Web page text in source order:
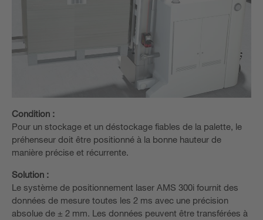
Condition :
Pour un stockage et un déstockage fiables de la palette, le
préhenseur doit être positionné à la bonne hauteur de
manière précise et récurrente.
Solution :
Le système de positionnement laser AMS 300i fournit des
données de mesure toutes les 2 ms avec une précision
absolue de ± 2 mm. Les données peuvent être transférées à